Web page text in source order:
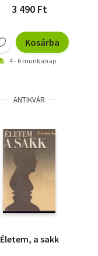
3 490 Ft
Kosárba
4 - 6 munkanap
ANTIKVÁR
Életem, a sakk